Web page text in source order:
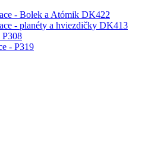
- Bolek a Atómik DK422
- planéty a hviezdičky DK413
P308
- P319